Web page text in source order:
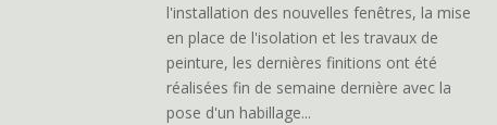
l'installation des nouvelles fenêtres, la mise
en place de l'isolation et les travaux de
peinture, les dernières finitions ont été
réalisées fin de semaine dernière avec la
pose d'un habillage...